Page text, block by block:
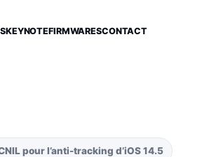
KEYNOTEFIRMWARESCONTACT
pour l’anti-tracking d’iOS 14.5